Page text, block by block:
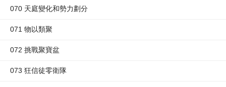
070 天庭變化和勢力劃分
071 物以類聚
072 挑戰聚寶盆
073 狂信徒零衛隊